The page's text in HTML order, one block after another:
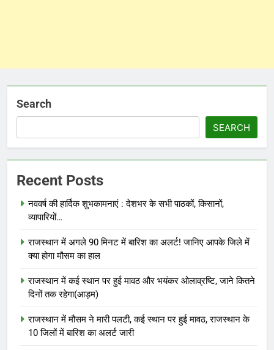
Search
SEARCH
Recent Posts
नववर्ष की हार्दिक शुभकामनाएं : देशभर के सभी पाठकों, किसानों,
व्यापारियों…
राजस्थान में अगले 90 मिनट में बारिश का अलर्ट! जानिए आपके जिले में
क्या होगा मौसम का हाल
राजस्थान में कई स्थान पर हुई मावठ और भयंकर ओलाव्रष्टि, जाने कितने
दिनों तक रहेगा(आड़म)
राजस्थान में मौसम ने मारी पलटी, कई स्थान पर हुई मावठ, राजस्थान के
10 जिलों में बारिश का अलर्ट जारी